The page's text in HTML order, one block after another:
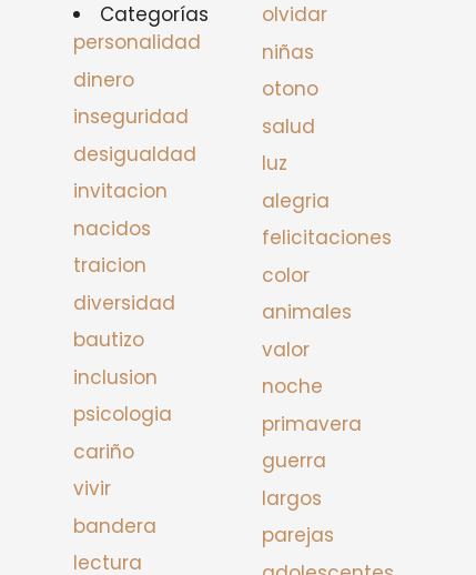
Categorías
personalidad
dinero
inseguridad
desigualdad
invitacion
nacidos
traicion
diversidad
bautizo
inclusion
psicologia
cariño
vivir
bandera
lectura
olvidar
niñas
otono
salud
luz
alegria
felicitaciones
color
animales
valor
noche
primavera
guerra
largos
parejas